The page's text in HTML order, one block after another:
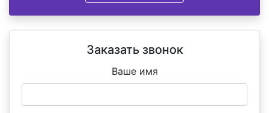
Заказать звонок
Ваше имя